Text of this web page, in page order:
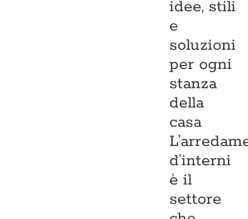
idee, stili
e
soluzioni
per ogni
stanza
della
casa
d’interni
è il
settore